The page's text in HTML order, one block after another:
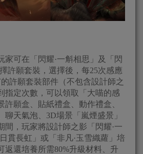
家可在「閃耀·一斛相思」及「閃
許願套裝，選擇後，每25次感應
許願套裝部件（不包含設計師之
指定次數，可以領取「大喵的感
許願盒、貼紙禮盒、動作禮盒、
聊天氣泡、3D場景「嵐煙盛景」
間，玩家將設計師之影「閃耀·一
貫長虹」或「非凡·玉雪織蘿」培
返還培養所需80%升級材料、升